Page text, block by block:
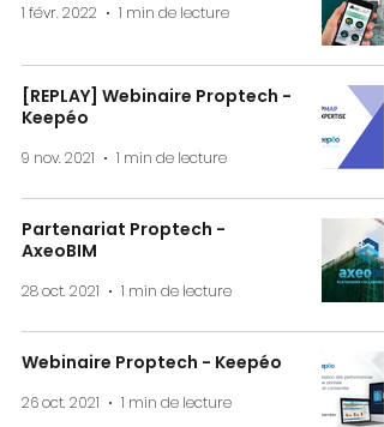
1 févr. 2022 1 min de lecture
[REPLAY] Webinaire Proptech -
Keepéo
9 nov. 2021 1 min de lecture
Partenariat Proptech -
AxeoBIM
28 oct. 2021 1 min de lecture
Webinaire Proptech - Keepéo
26 oct. 2021 1 min de lecture